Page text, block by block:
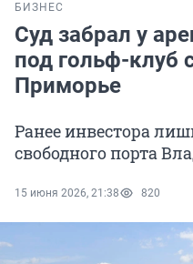
БИЗНЕС
Суд забрал у
под гольф-клуб
Приморье
Ранее инвестора
свободного порта
15 июня 2026, 21:38 820